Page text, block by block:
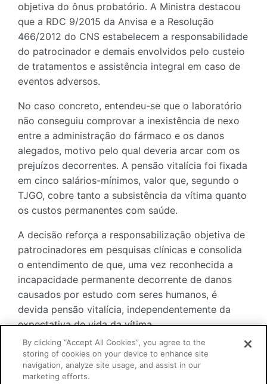
objetiva do ônus probatório. A Ministra destacou
que a RDC 9/2015 da Anvisa e a Resolução
466/2012 do CNS estabelecem a responsabilidade
do patrocinador e demais envolvidos pelo custeio
de tratamentos e assistência integral em caso de
eventos adversos.
No caso concreto, entendeu-se que o laboratório
não conseguiu comprovar a inexistência de nexo
entre a administração do fármaco e os danos
alegados, motivo pelo qual deveria arcar com os
prejuízos decorrentes. A pensão vitalícia foi fixada
em cinco salários-mínimos, valor que, segundo o
TJGO, cobre tanto a subsistência da vítima quanto
os custos permanentes com saúde.
A decisão reforça a responsabilização objetiva de
patrocinadores em pesquisas clínicas e consolida
o entendimento de que, uma vez reconhecida a
incapacidade permanente decorrente de danos
causados por estudo com seres humanos, é
devida pensão vitalícia, independentemente da
expectativa de vida da vítima.
Link:Recurso Especial n° 2145132/GO
By clicking “Accept All Cookies”, you agree to the
storing of cookies on your device to enhance site
navigation, analyze site usage, and assist in our
marketing efforts.